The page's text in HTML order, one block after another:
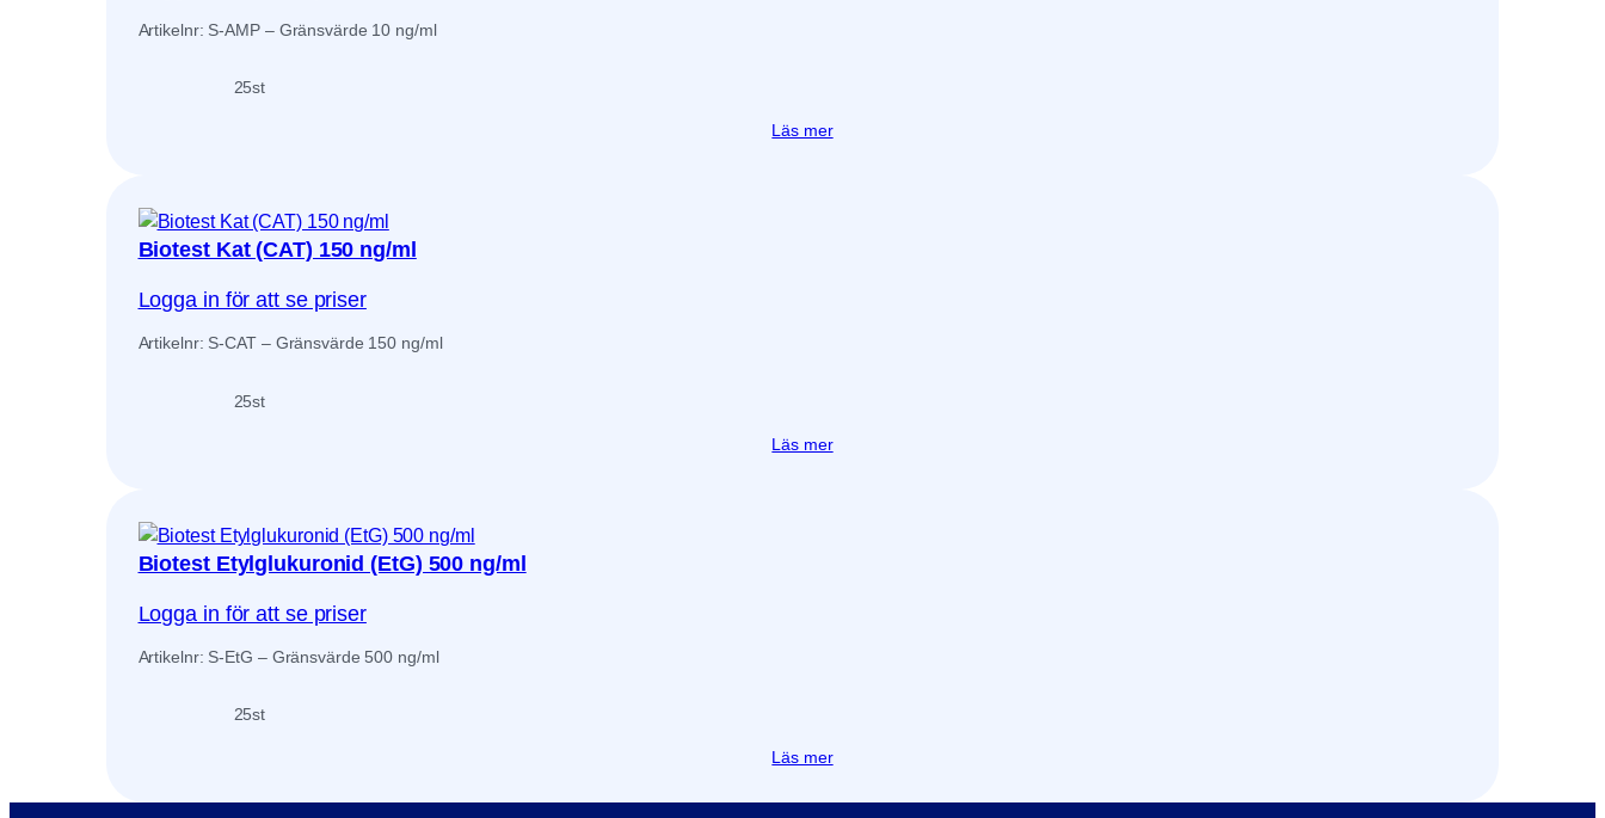
Artikelnr: S-AMP – Gränsvärde 10 ng/ml
25st
Läs mer
Biotest Kat (CAT) 150 ng/ml
Logga in för att se priser
Artikelnr: S-CAT – Gränsvärde 150 ng/ml
25st
Läs mer
Biotest Etylglukuronid (EtG) 500 ng/ml
Logga in för att se priser
Artikelnr: S-EtG – Gränsvärde 500 ng/ml
25st
Läs mer